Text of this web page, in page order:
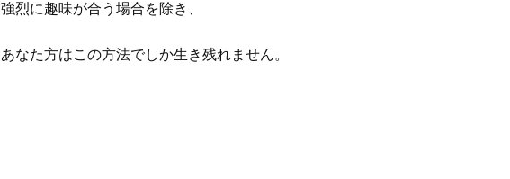
強烈に趣味が合う場合を除き、
あなた方はこの方法でしか生き残れません。